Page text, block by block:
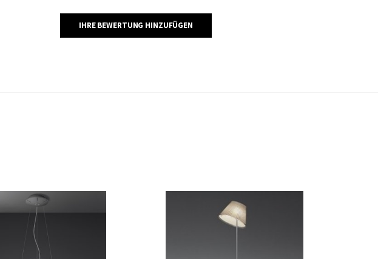
IHRE BEWERTUNG HINZUFÜGEN